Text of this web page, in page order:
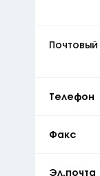
Телефон
Факс
Эл.почта